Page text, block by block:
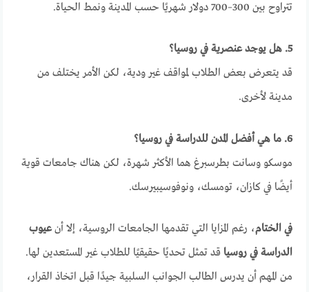
تتراوح بين 300–700 دولار شهريًا حسب المدينة ونمط الحياة.
5. هل يوجد عنصرية في روسيا؟
قد يتعرض بعض الطلاب لمواقف غير ودية، لكن الأمر يختلف من
مدينة لأخرى.
6. ما هي أفضل المدن للدراسة في روسيا؟
موسكو وسانت بطرسبرغ هما الأكثر شهرة، لكن هناك جامعات قوية
أيضًا في كازان، تومسك، ونوفوسيبيرسك.
في الختام، رغم المزايا التي تقدمها الجامعات الروسية، إلا أنعيوب
الدراسة في روسيا قد تمثل تحديًا حقيقيًا للطلاب غير المستعدين لها.
من المهم أن يدرس الطالب الجوانب السلبية جيدًا قبل اتخاذ القرار،